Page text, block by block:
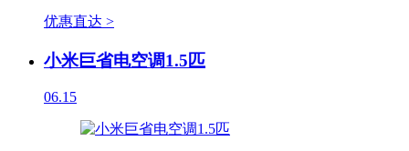
优惠直达 >
小米巨省电空调1.5匹
06.15